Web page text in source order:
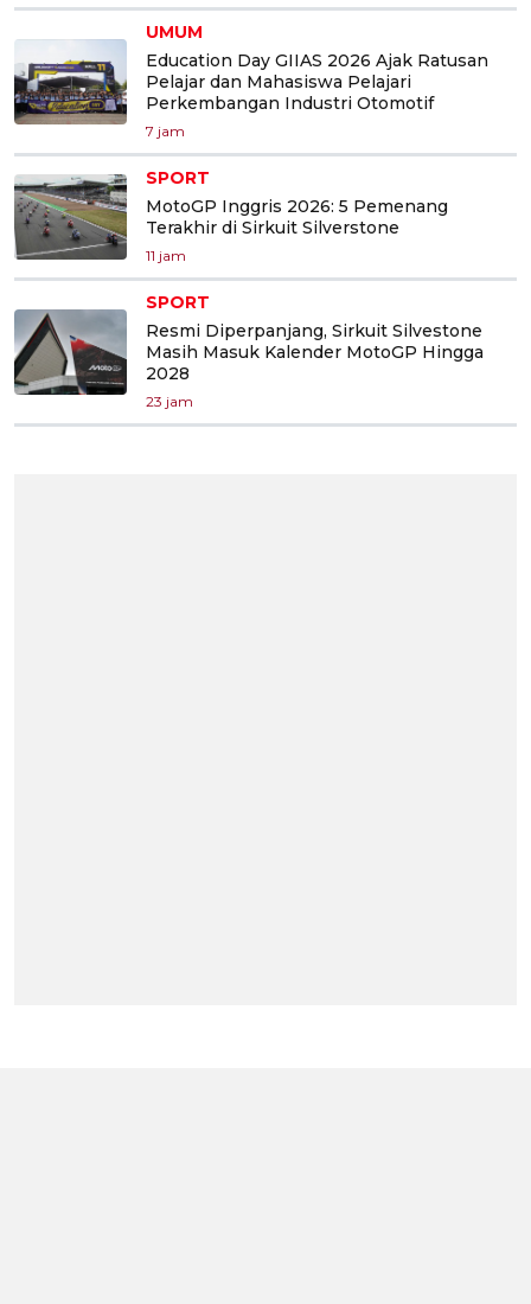
UMUM
Education Day GIIAS 2026 Ajak Ratusan
Pelajar dan Mahasiswa Pelajari
Perkembangan Industri Otomotif
7 jam
SPORT
MotoGP Inggris 2026: 5 Pemenang
Terakhir di Sirkuit Silverstone
11 jam
SPORT
Resmi Diperpanjang, Sirkuit Silvestone
Masih Masuk Kalender MotoGP Hingga
2028
23 jam